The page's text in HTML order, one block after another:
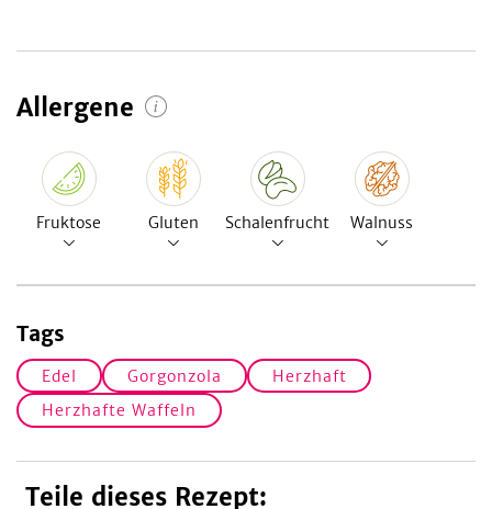
Allergene
Fruktose Gluten Schalenfrucht Walnuss
Tags
Edel Gorgonzola
Herzhaft
Herzhafte Waffeln
Teile dieses Rezept: